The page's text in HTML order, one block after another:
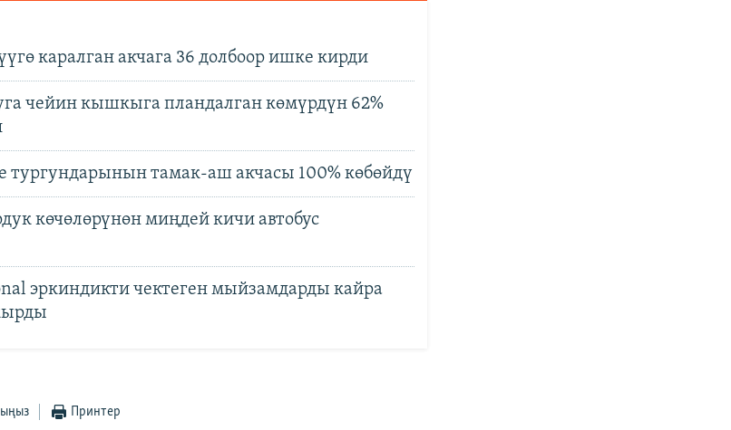
каралган акчага 36 долбоор ишке кирди
чейин кышкыга пландалган көмүрдүн 62%
тургундарынын тамак-аш акчасы 100% көбөйдү
көчөлөрүнөн миңдей кичи автобус
эркиндикти чектеген мыйзамдарды кайра
Принтер